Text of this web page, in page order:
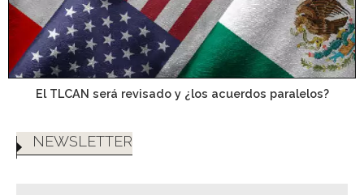
El TLCAN será revisado y ¿los acuerdos paralelos?
NEWSLETTER